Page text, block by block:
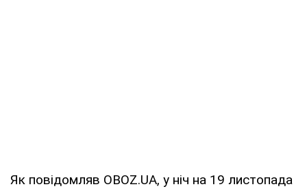
Як повідомляв OBOZ.UA, у ніч на 19 листопада